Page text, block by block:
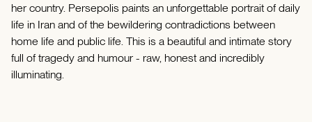
her country. Persepolis paints an unforgettable portrait of daily
life in Iran and of the bewildering contradictions between
home life and public life. This is a beautiful and intimate story
full of tragedy and humour - raw, honest and incredibly
illuminating.